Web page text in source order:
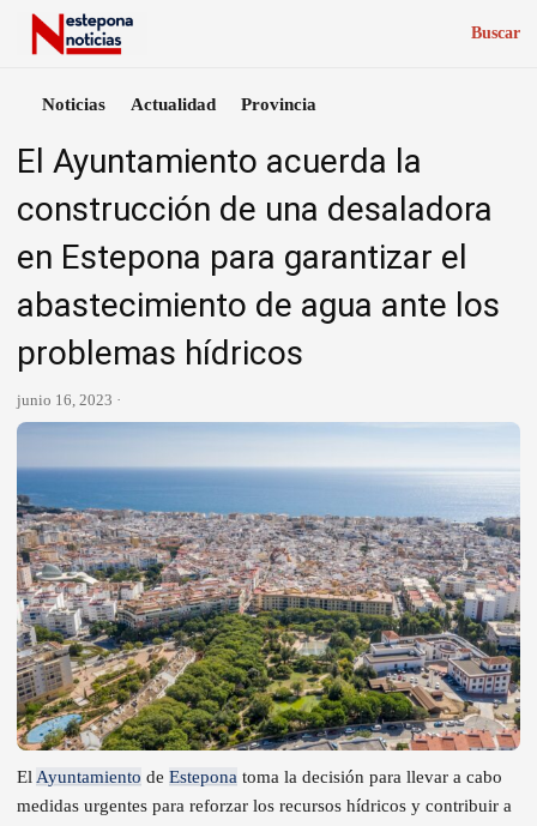
Buscar
Noticias Actualidad Provincia
El Ayuntamiento acuerda la
construcción de una desaladora
en Estepona para garantizar el
abastecimiento de agua ante los
problemas hídricos
junio 16, 2023 ·
ElAyuntamiento de Estepona toma la decisión para llevar a cabo
medidas urgentes para reforzar los recursos hídricos y contribuir a